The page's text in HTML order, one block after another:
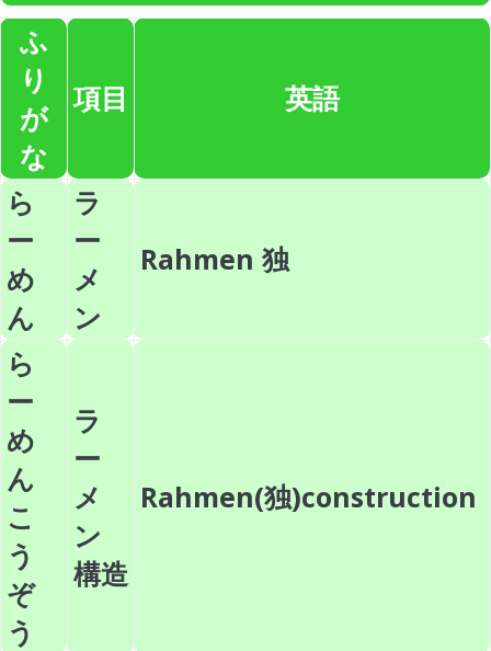
ふ
り
が
な
項目 英語
ら
ー
め
ん
ラ
ー
メ
ン
Rahmen 独
ら
ー
め
ん
こ
う
ぞ
う
ラ
ー
メ
ン
構造
Rahmen(独)construction